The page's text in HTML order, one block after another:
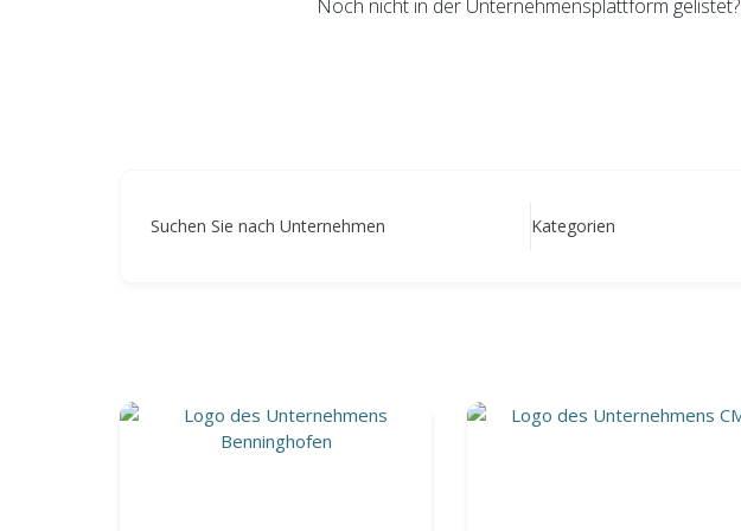
Noch nicht in der Unternehmensplattform gelistet?
Suchen Sie nach Unternehmen Kategorien